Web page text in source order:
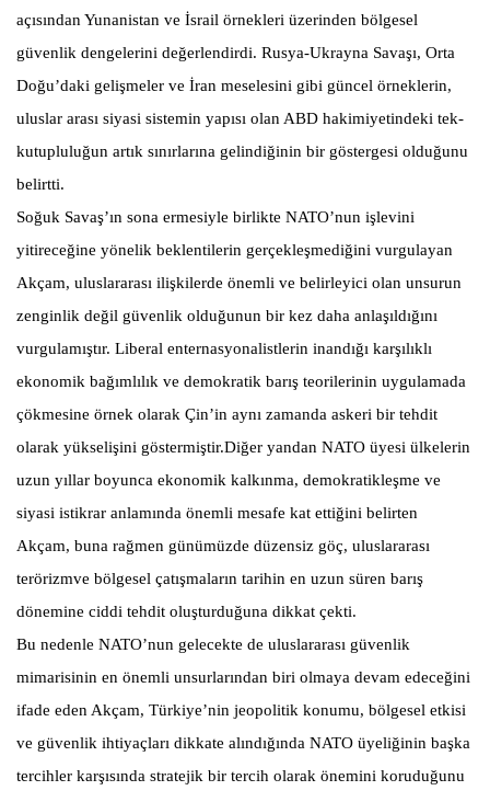
açısından Yunanistan ve İsrail örnekleri üzerinden bölgesel
güvenlik dengelerini değerlendirdi. Rusya-Ukrayna Savaşı, Orta
Doğu’daki gelişmeler ve İran meselesini gibi güncel örneklerin,
uluslar arası siyasi sistemin yapısı olan ABD hakimiyetindeki tek-
kutupluluğun artık sınırlarına gelindiğinin bir göstergesi olduğunu
belirtti.
Soğuk Savaş’ın sona ermesiyle birlikte NATO’nun işlevini
yitireceğine yönelik beklentilerin gerçekleşmediğini vurgulayan
Akçam, uluslararası ilişkilerde önemli ve belirleyici olan unsurun
zenginlik değil güvenlik olduğunun bir kez daha anlaşıldığını
vurgulamıştır. Liberal enternasyonalistlerin inandığı karşılıklı
ekonomik bağımlılık ve demokratik barış teorilerinin uygulamada
çökmesine örnek olarak Çin’in aynı zamanda askeri bir tehdit
olarak yükselişini göstermiştir.Diğer yandan NATO üyesi ülkelerin
uzun yıllar boyunca ekonomik kalkınma, demokratikleşme ve
siyasi istikrar anlamında önemli mesafe kat ettiğini belirten
Akçam, buna rağmen günümüzde düzensiz göç, uluslararası
terörizmve bölgesel çatışmaların tarihin en uzun süren barış
dönemine ciddi tehdit oluşturduğuna dikkat çekti.
Bu nedenle NATO’nun gelecekte de uluslararası güvenlik
mimarisinin en önemli unsurlarından biri olmaya devam edeceğini
ifade eden Akçam, Türkiye’nin jeopolitik konumu, bölgesel etkisi
ve güvenlik ihtiyaçları dikkate alındığında NATO üyeliğinin başka
tercihler karşısında stratejik bir tercih olarak önemini koruduğunu